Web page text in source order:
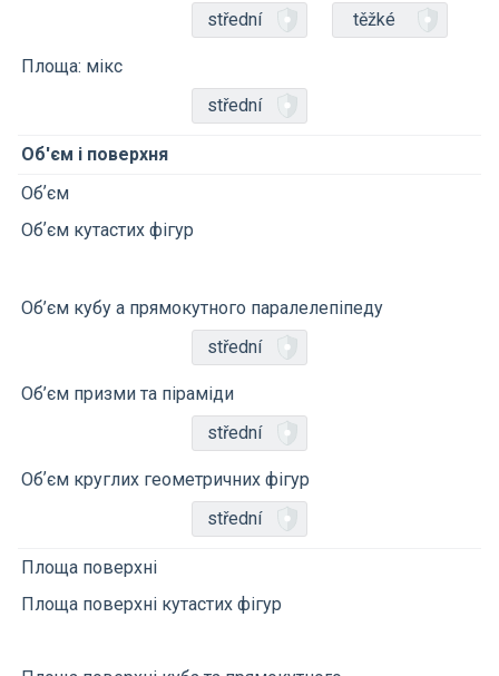
střední
těžké
Площа: мікс
střední
Об'єм і поверхня
Обʼєм
Обʼєм кутастих фігур
Об’єм кубу a прямокутного паралелепіпеду
střední
Об’єм призми та піраміди
střední
Обʼєм круглих геометричних фігур
střední
Площа поверхні
Площа поверхні кутастих фігур